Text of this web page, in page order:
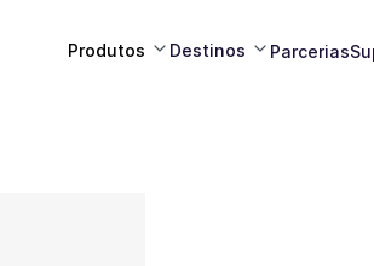
Produtos Destinos Parcerias